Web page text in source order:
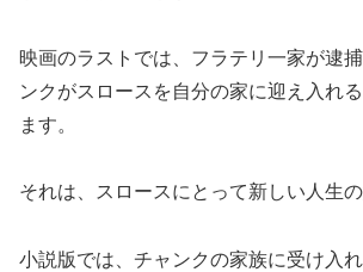
映画のラストでは、フラテリ一家が逮
ンクがスロースを自分の家に迎え入れ
ます。
それは、スロースにとって新しい人生の
小説版では、チャンクの家族に受け入